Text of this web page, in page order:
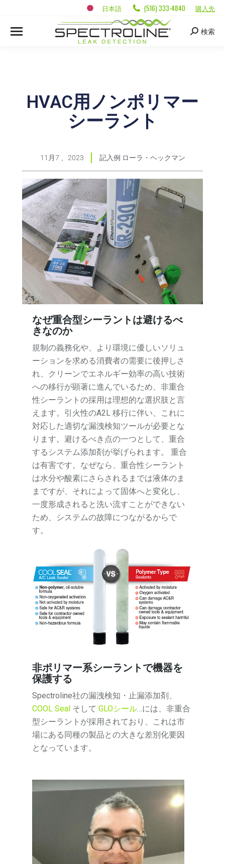
日本語 (516) 333-4840 購入先
検索
HVAC用ノンポリマー
シーラント
11月7 、2023 記入例 ローラ・ヘックマン
なぜ重合型シーラントは避けるべ
きなのか
規制の義務化や、より環境に優しいソリュ
ーションを求める消費者の需要に後押しさ
れ、クリーンでエネルギー効率の高い技術
への移行が顕著に進んでいるため、非重合
性シーラントの採用は理想的な選択肢と言
えます。引火性のA2L 移行に伴い、これに
対応した適切な漏洩検知ツールが必要とな
ります。避けるべき点の一つとして、重合
するシステム添加剤が挙げられます。 重合
は有害です。なぜなら、重合性シーラント
は水分や酸素にさらされるまでは液体のま
まですが、それによって固体へと変化し、
一度形成されると洗い流すことができない
ため、システムの故障につながるからで
す。
非ポリマー系シーラントで機器を
保護する
Spectroline社の漏洩検知・止漏添加剤、
COOL Seal そしてGLOシール…には、非重合
型シーラントが採用されており、これは市
場にある同種の製品との大きな差別化要因
となっています。